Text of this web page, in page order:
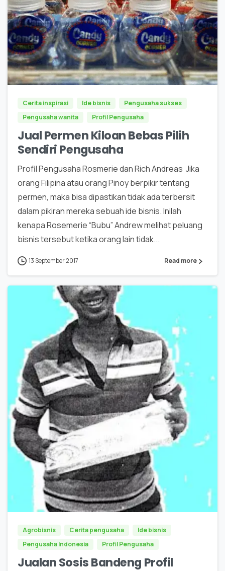
0
Cerita inspirasi Ide bisnis
Pengusaha sukses
Pengusaha wanita
Profil Pengusaha
Jual Permen Kiloan Bebas Pilih
Sendiri Pengusaha
Profil Pengusaha Rosmerie dan Rich Andreas Jika
orang Filipina atau orang Pinoy berpikir tentang
permen, maka bisa dipastikan tidak ada terbersit
dalam pikiran mereka sebuah ide bisnis. Inilah
kenapa Rosemerie “Bubu” Andrew melihat peluang
bisnis tersebut ketika orang lain tidak...
13 September 2017 Read more
Agrobisnis Cerita pengusaha
Ide bisnis
Pengusaha Indonesia
Profil Pengusaha
Jualan Sosis Bandeng Profil